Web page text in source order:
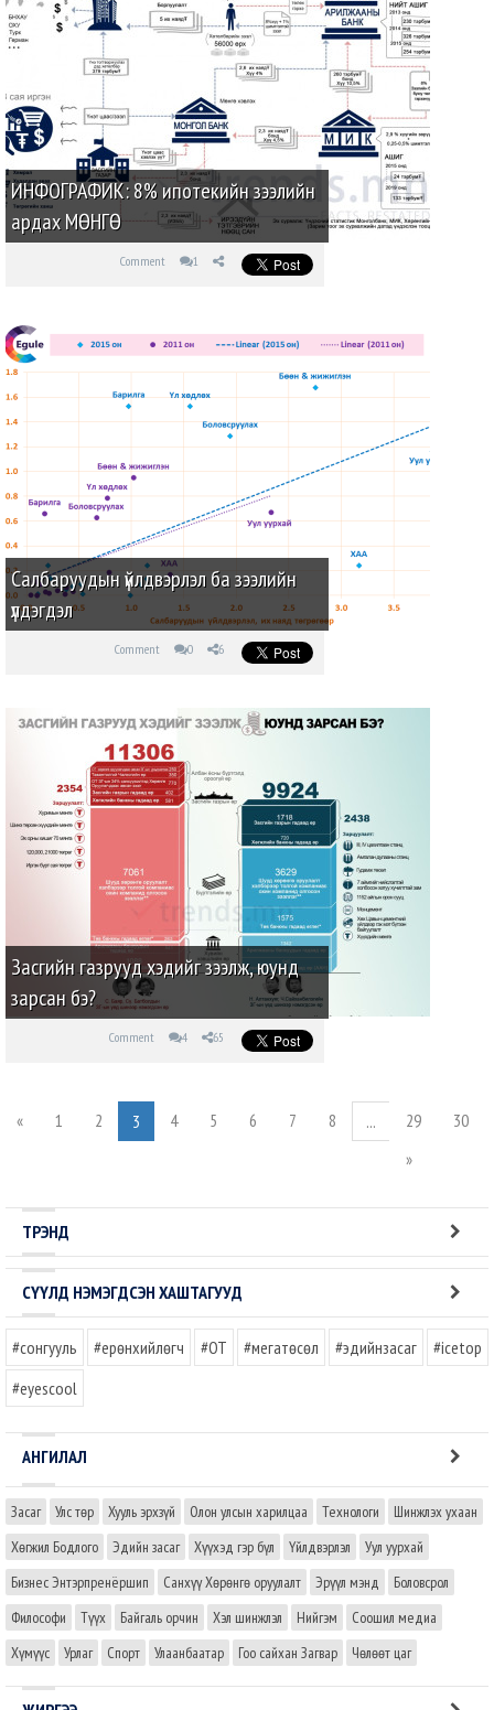
ИНФОГРАФИК: 8% ипотекийн зээлийн
ардах МӨНГӨ
Comment 1
Салбаруудын үйлдвэрлэл ба зээлийн
үлдэгдэл
Comment 0 6
Засгийн газрууд хэдийг зээлж, юунд
зарсан бэ?
Comment 4 65
« 1 2 3 4 5 6 7 8 ... 29
30
»
ТРЭНД
СҮҮЛД НЭМЭГДСЭН ХАШТАГУУД
#сонгууль #ерөнхийлөгч #OT #мегатөсөл #эдийнзасаг
#icetop
#eyescool
АНГИЛАЛ
Засаг Улс төр Хууль эрхзүй Олон улсын харилцаа Технологи
Шинжлэх ухаан
Хөгжил Бодлого
Эдийн засаг Хүүхэд гэр бүл Үйлдвэрлэл
Уул уурхай
Бизнес Энтэрпренёршип
Санхүү Хөрөнгө оруулалт Эрүүл мэнд
Боловсрол
Философи
Түүх Байгаль орчин Хэл шинжлэл Нийгэм
Соошил медиа
Хүмүүс
Урлаг Спорт Улаанбаатар Гоо сайхан Загвар Чөлөөт цаг